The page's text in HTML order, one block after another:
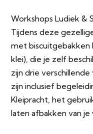
Workshops Ludiek &
Tijdens deze
met biscuitgebakken
klei), die je zelf
zijn drie
zijn inclusief
Kleipracht, het
laten afbakken van je